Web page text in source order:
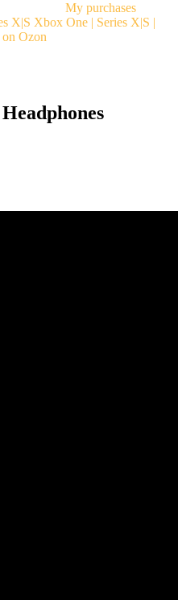
My purchases
X|S Xbox One | Series X|S |
on Ozon